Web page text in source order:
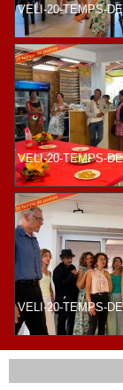
VELI-20-TEMPS-
VELI-20-TEMPS-
VELI-20-TEMPS-